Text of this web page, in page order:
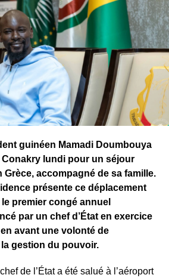
illustrant la persistance de
guinéen Mamadi Doumbouya
Conakry lundi pour un séjour
Grèce, accompagné de sa famille.
présente ce déplacement
premier congé annuel
par un chef d’État en exercice
avant une volonté de
gestion du pouvoir.
de l’État a été salué à l’aéroport